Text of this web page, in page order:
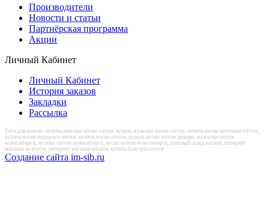
Производители
Новости и статьи
Партнёрская программа
Акции
Личный Кабинет
Личный Кабинет
История заказов
Закладки
Рассылка
Теги для поиска: купить женские носки оптом, купить мужские носки оптом, купить носки крупным оптом,
купить носки недорого оптом, купить носки оптом, купить носки оптом дешево, колготки оптом
новосибирск, лосины оптом новосибирск, носки оптом новосибирск, оптовый склад носков, интернет
магазин колготок, интернет магазин носков, купить боксеры оптом
Создание сайта im-sib.ru